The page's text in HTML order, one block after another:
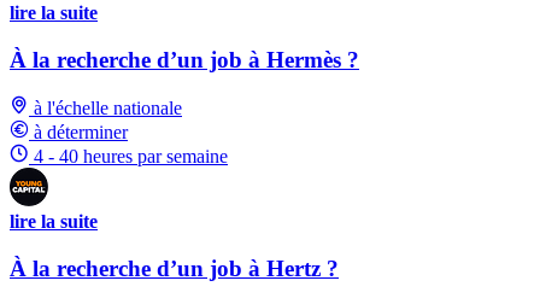
lire la suite
À la recherche d’un job à Hermès ?
à l'échelle nationale
à déterminer
4 - 40 heures par semaine
lire la suite
À la recherche d’un job à Hertz ?